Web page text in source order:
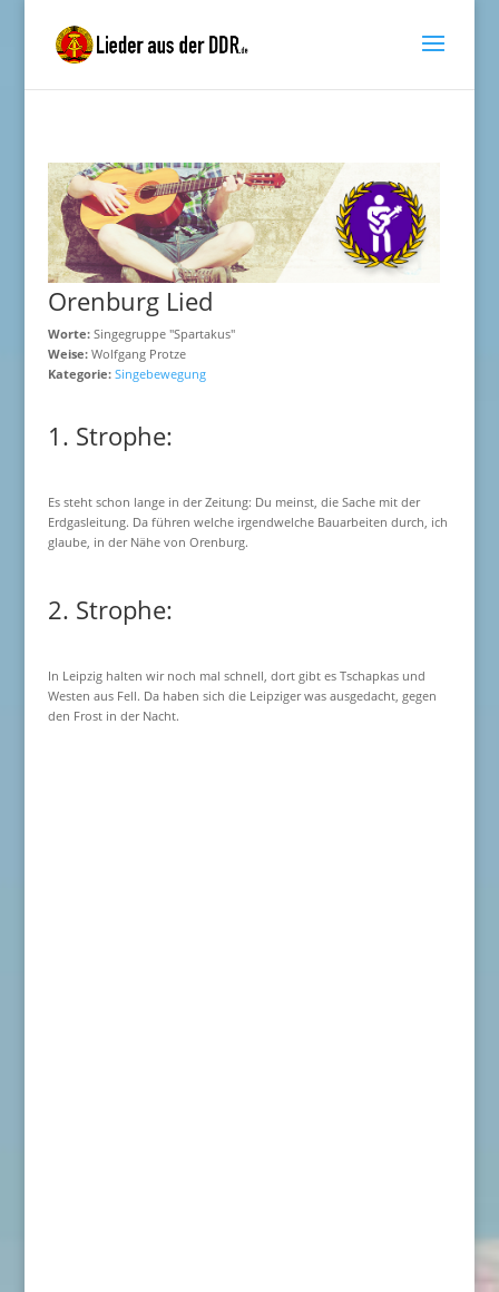
Orenburg Lied
Worte:Singegruppe "Spartakus"
Weise:Wolfgang Protze
Kategorie: Singebewegung
1. Strophe:
Es steht schon lange in der Zeitung: Du meinst, die Sache mit der
Erdgasleitung. Da führen welche irgendwelche Bauarbeiten durch, ich
glaube, in der Nähe von Orenburg.
2. Strophe:
In Leipzig halten wir noch mal schnell, dort gibt es Tschapkas und
Westen aus Fell. Da haben sich die Leipziger was ausgedacht, gegen
den Frost in der Nacht.